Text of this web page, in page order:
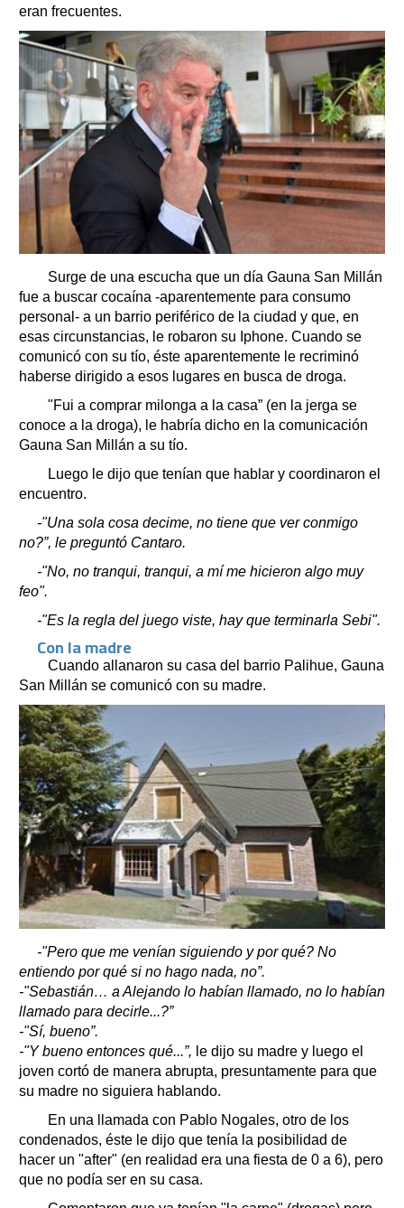
eran frecuentes.
Surge de una escucha que un día Gauna San Millán
fue a buscar cocaína -aparentemente para consumo
personal- a un barrio periférico de la ciudad y que, en
esas circunstancias, le robaron su Iphone. Cuando se
comunicó con su tío, éste aparentemente le recriminó
haberse dirigido a esos lugares en busca de droga.
"Fui a comprar milonga a la casa” (en la jerga se
conoce a la droga), le habría dicho en la comunicación
Gauna San Millán a su tío.
Luego le dijo que tenían que hablar y coordinaron el
encuentro.
-"Una sola cosa decime, no tiene que ver conmigo
no?”, le preguntó Cantaro.
-"No, no tranqui, tranqui, a mí me hicieron algo muy
feo".
-"Es la regla del juego viste, hay que terminarla Sebi".
Con la madre
Cuando allanaron su casa del barrio Palihue, Gauna
San Millán se comunicó con su madre.
-"Pero que me venían siguiendo y por qué? No
entiendo por qué si no hago nada, no”.
-"Sebastián… a Alejando lo habían llamado, no lo habían
llamado para decirle...?”
-"Sí, bueno”.
-"Y bueno entonces qué...”, le dijo su madre y luego el
joven cortó de manera abrupta, presuntamente para que
su madre no siguiera hablando.
En una llamada con Pablo Nogales, otro de los
condenados, éste le dijo que tenía la posibilidad de
hacer un "after" (en realidad era una fiesta de 0 a 6), pero
que no podía ser en su casa.